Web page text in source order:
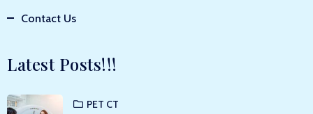
Contact Us
Latest Posts!!!
PET CT